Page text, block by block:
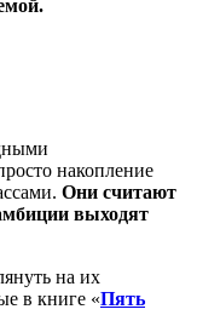
накопление
Они считают
выходят
на их
в книге «Пять